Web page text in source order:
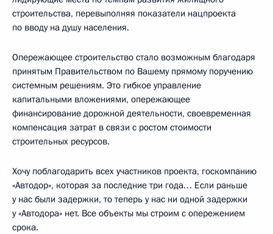
строительства, перевыполняя показатели нацпроекта
по вводу на душу населения.
Опережающее строительство стало возможным благодаря
принятым Правительством по Вашему прямому поручению
системным решениям. Это гибкое управление
капитальными вложениями, опережающее
финансирование дорожной деятельности, своевременная
компенсация затрат в связи с ростом стоимости
строительных ресурсов.
Хочу поблагодарить всех участников проекта, госкомпанию
«Автодор», которая за последние три года… Если раньше
у нас были задержки, то теперь у нас ни одной задержки
у «Автодора» нет. Все объекты мы строим с опережением
срока.